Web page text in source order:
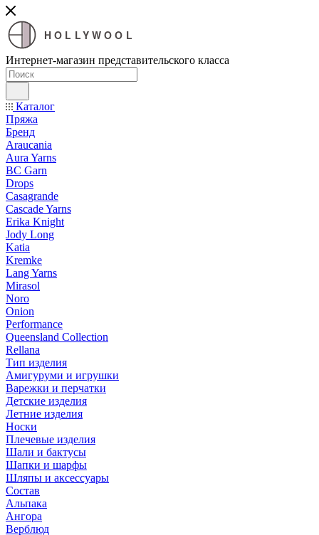
HOLLYWOOL
Интернет-магазин представительского класса
Каталог
Пряжа
Бренд
Araucania
Aura Yarns
BC Garn
Drops
Casagrande
Cascade Yarns
Erika Knight
Jody Long
Katia
Kremke
Lang Yarns
Mirasol
Noro
Onion
Performance
Queensland Collection
Rellana
Тип изделия
Амигуруми и игрушки
Варежки и перчатки
Детские изделия
Летние изделия
Носки
Плечевые изделия
Шали и бактусы
Шапки и шарфы
Шляпы и аксессуары
Состав
Альпака
Ангора
Верблюд